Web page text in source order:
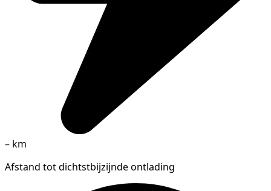
– km
Afstand tot dichtstbijzijnde ontlading